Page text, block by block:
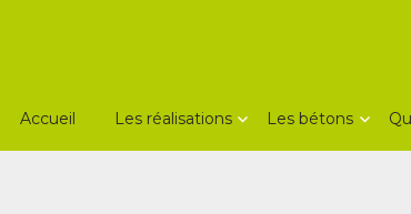
Accueil Les réalisations Les bétons